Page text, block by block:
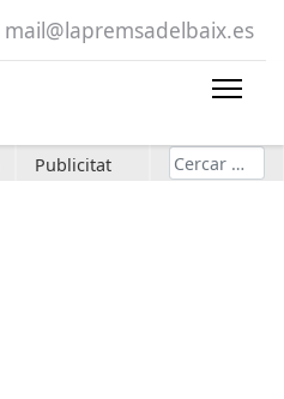
mail@lapremsadelbaix.es
Publicitat Cerca